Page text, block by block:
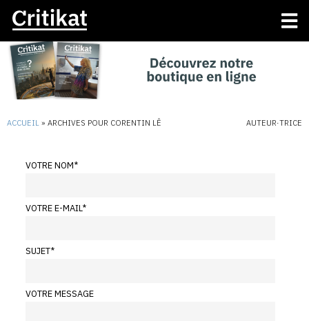
ACCUEIL » ARCHIVES POUR CORENTIN LÊ AUTEUR·TRICE
VOTRE NOM*
VOTRE E-MAIL*
SUJET*
VOTRE MESSAGE